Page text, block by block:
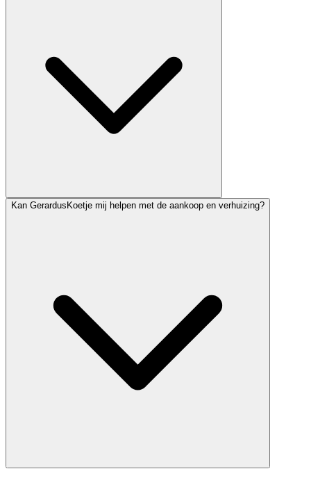
Kan GerardusKoetje mij helpen met de aankoop en verhuizing?